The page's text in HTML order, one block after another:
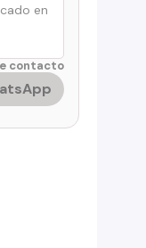
contacto